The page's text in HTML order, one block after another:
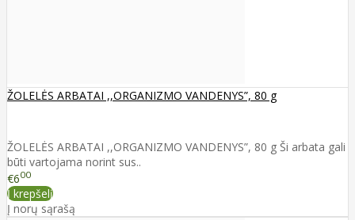
ŽOLELĖS ARBATAI ,,ORGANIZMO VANDENYS”, 80 g
ŽOLELĖS ARBATAI ,,ORGANIZMO VANDENYS”, 80 g Ši arbata gali
būti vartojama norint sus..
€600
Į krepšelį
Į norų sąrašą